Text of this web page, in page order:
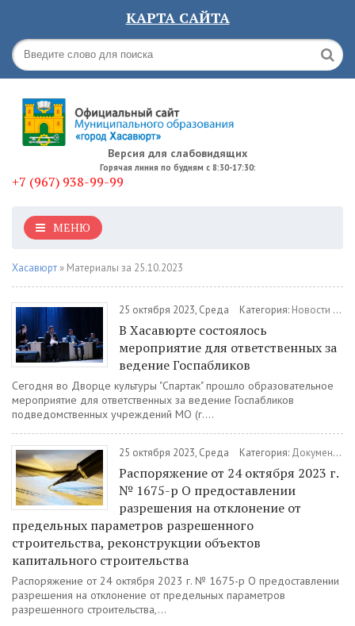
КАРТА САЙТА
Версия для слабовидящих
Горячая линия по будням с 8:30-17:30:
+7 (967) 938-99-99
МЕНЮ
Хасавюрт » Материалы за 25.10.2023
25 октября 2023, Среда Категория: Новости
В Хасавюрте состоялось
мероприятие для ответственных за
ведение Госпабликов
Сегодня во Дворце культуры "Спартак" прошло образовательное
мероприятие для ответственных за ведение Госпабликов
подведомственных учреждений МО (г....
25 октября 2023, Среда Категория: Документы
Распоряжение от 24 октября 2023 г.
№ 1675-р О предоставлении
разрешения на отклонение от
предельных параметров разрешенного
строительства, реконструкции объектов
капитального строительства
Распоряжение от 24 октября 2023 г. № 1675-р О предоставлении
разрешения на отклонение от предельных параметров
разрешенного строительства,...